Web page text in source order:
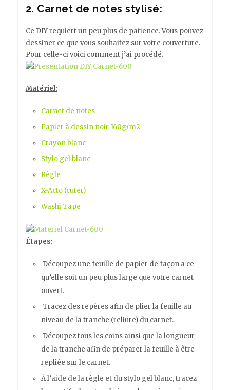
2. Carnet de notes stylisé:
Ce DIY requiert un peu plus de patience. Vous pouvez
dessiner ce que vous souhaitez sur votre couverture.
Pour celle-ci voici comment j’ai procédé.
Matériel:
Carnet de notes
Papier à dessin noir 160g/m2
Crayon blanc
Stylo gel blanc
Règle
X-Acto(cuter)
Washi Tape
Étapes:
Découpez une feuille de papier de façon a ce
qu’elle soit un peu plus large que votre carnet
ouvert.
Tracez des repères afin de plier la feuille au
niveau de la tranche (reliure) du carnet.
Découpez tous les coins ainsi que la longueur
de la tranche afin de préparer la feuille à être
repliée sur le carnet.
À l’aide de la règle et du stylo gel blanc, tracez